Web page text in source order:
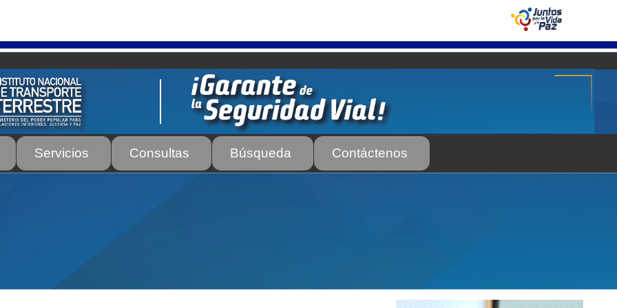
Servicios Consultas Búsqueda Contáctenos
e Instructores de Manejo Estacionamientos registrados ante el INTT Estructura Organizativa del INTT Homologación